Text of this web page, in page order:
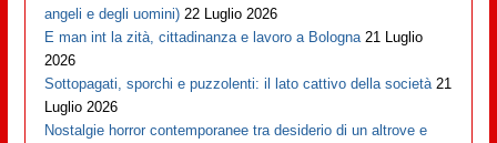
angeli e degli uomini) 22 Luglio 2026
E man int la zità, cittadinanza e lavoro a Bologna 21 Luglio
2026
Sottopagati, sporchi e puzzolenti: il lato cattivo della società 21
Luglio 2026
Nostalgie horror contemporanee tra desiderio di un altrove e